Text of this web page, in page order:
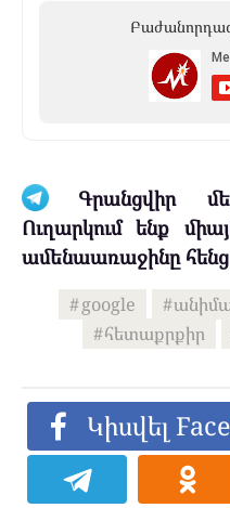
Գրանցվիր
Ուղարկում ենք
ամենաառաջինը
google
հետաքրքիր
Կիսվել